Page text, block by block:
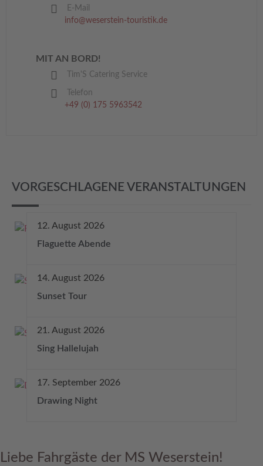
E-Mail
info@weserstein-touristik.de
MIT AN BORD!
Tim'S Catering Service
Telefon
+49 (0) 175 5963542
VORGESCHLAGENE VERANSTALTUNGEN
12. August 2026
Flaguette Abende
14. August 2026
Sunset Tour
21. August 2026
Sing Hallelujah
17. September 2026
Drawing Night
Liebe Fahrgäste der MS Weserstein!